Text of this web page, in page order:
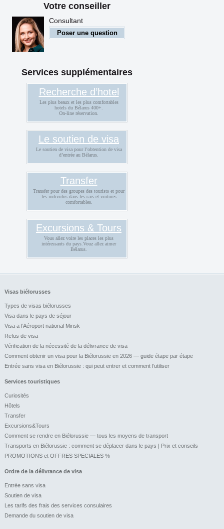
Règles d'entrée en
Biélorussie pour les citoyens
étrangers
Votre conseiller
Consultant
Poser une question
Services supplémentaires
Recherche d’hotel
Les plus beaux et les plus comfortables
hotels du Bélarus 400+.
On-line réservation.
Le soutien de visa
Le soutien de visa pour l’obtention de visa
d’entrée au Bélarus.
Transfer
Transfer pour des groupes des tourists et pour
les individus dans les cars et voitures
comfortables.
Excursions & Tours
Vous allez voire les places les plus
intéressants du pays.Vouz allez aimer
Bélarus.
Visas biélorusses
Types de visas biélorusses
Visa dans le pays de séjour
Visa a l’Aéroport national Minsk
Refus de visa
Vérification de la nécessité de la délivrance de visa
Comment obtenir un visa pour la Biélorussie en 2026 — guide étape par étape
Entrée sans visa en Biélorussie : qui peut entrer et comment l’utiliser
Services touristiques
Curiosités
Hôtels
Transfer
Excursions&Tours
Comment se rendre en Biélorussie — tous les moyens de transport
Transports en Biélorussie : comment se déplacer dans le pays | Prix et conseils
PROMOTIONS et OFFRES SPECIALES %
Ordre de la délivrance de visa
Entrée sans visa
Soutien de visa
Les tarifs des frais des services consulaires
Demande du soutien de visa